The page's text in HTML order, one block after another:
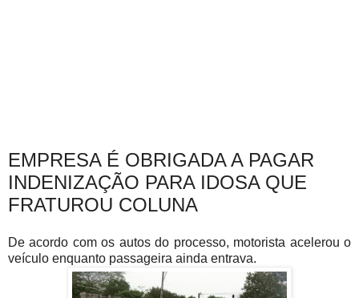
EMPRESA É OBRIGADA A PAGAR
INDENIZAÇÃO PARA IDOSA QUE
FRATUROU COLUNA
De acordo com os autos do processo, motorista acelerou o
veículo enquanto passageira ainda entrava.